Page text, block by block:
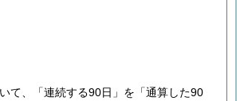
て、「連続する90日」を「通算した90